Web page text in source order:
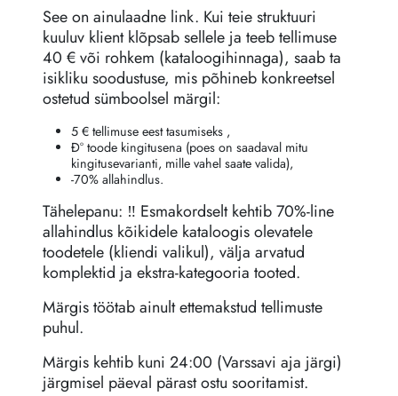
See on ainulaadne link. Kui teie struktuuri
kuuluv klient klõpsab sellele ja teeb tellimuse
40 € või rohkem (kataloogihinnaga), saab ta
isikliku soodustuse, mis põhineb konkreetsel
ostetud sümboolsel märgil:
5 € tellimuse eest tasumiseks ,
Ð° toode kingitusena (poes on saadaval mitu
kingitusevarianti, mille vahel saate valida),
-70% allahindlus.
Tähelepanu: ‼️ Esmakordselt kehtib 70%-line
allahindlus kõikidele kataloogis olevatele
toodetele (kliendi valikul), välja arvatud
komplektid ja ekstra-kategooria tooted.
Märgis töötab ainult ettemakstud tellimuste
puhul.
Märgis kehtib kuni 24:00 (Varssavi aja järgi)
järgmisel päeval pärast ostu sooritamist.